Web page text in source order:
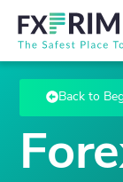
Back to